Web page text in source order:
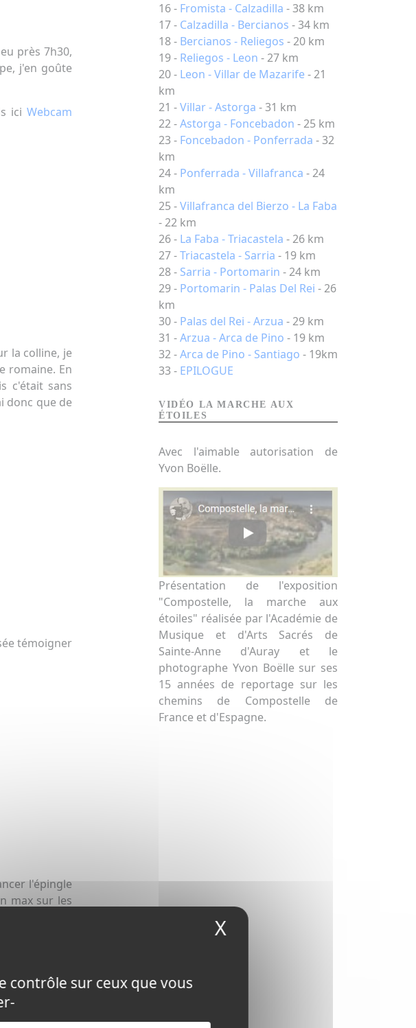
contrôle sur ceux que vous
X Masquer le
près 7h30,
j'en goûte
ici Webcam
la colline, je
romaine. En
c'était sans
donc que de
témoigner
l'épingle
max sur les
brise viens
la Beauce
et Marie
manque,
ne va pas
de même
. Je
16 - Fromista - Calzadilla - 38 km
17 - Calzadilla - Bercianos - 34 km
18 - Bercianos - Reliegos - 20 km
19 - Reliegos - Leon - 27 km
20 - Leon - Villar de Mazarife- 21
km
21 -Villar - Astorga - 31 km
22 -Astorga - Foncebadon - 25 km
23 - Foncebadon - Ponferrada - 32
km
24 - Ponferrada - Villafranca - 24
km
25 -Villafranca del Bierzo - La Faba
- 22 km
26 - La Faba - Triacastela - 26 km
27 -Triacastela - Sarria - 19 km
28 - Sarria - Portomarin - 24 km
29 - Portomarin - Palas Del Rei - 26
km
30 - Palas del Rei - Arzua - 29 km
31 -Arzua - Arca de Pino - 19 km
32 -Arca de Pino - Santiago - 19km
33 - EPILOGUE
VIDÉO LA MARCHE AUX
ÉTOILES
Avec l'aimable autorisation de
Yvon Boëlle.
Présentation de l'exposition
"Compostelle, la marche aux
étoiles" réalisée par l'Académie de
Musique et d'Arts Sacrés de
Sainte-Anne d'Auray et le
photographe Yvon Boëlle sur ses
15 années de reportage sur les
chemins de Compostelle de
France et d'Espagne.